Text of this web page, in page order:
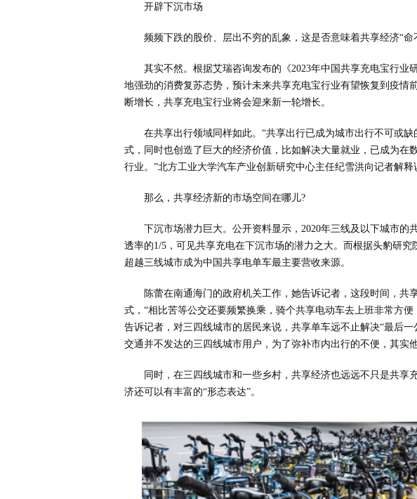
开辟下沉市场
频频下跌的股价、层出不穷的乱象，这是否意味着共享经济“命
其实不然。根据艾瑞咨询发布的《2023年中国共享充电宝行业
地强劲的消费复苏态势，预计未来共享充电宝行业有望恢复到疫情
断增长，共享充电宝行业将会迎来新一轮增长。
在共享出行领域同样如此。“共享出行已成为城市出行不可或
式，同时也创造了巨大的经济价值，比如解决大量就业，已成为在
行业。”北方工业大学汽车产业创新研究中心主任纪雪洪向记者解释
那么，共享经济新的市场空间在哪儿?
下沉市场潜力巨大。公开资料显示，2020年三线及以下城市的
透率的1/5，可见共享充电在下沉市场的潜力之大。而根据头豹研究
超越三线城市成为中国共享电单车最主要营收来源。
陈蕾在南通海门的政府机关工作，她告诉记者，这段时间，共
式，“相比苦等公交还要频繁换乘，骑个共享电动车去上班非常方
告诉记者，对三四线城市的居民来说，共享单车远不止解决“最后
交通并不发达的三四线城市用户，为了弥补市内出行的不便，其实
同时，在三四线城市和一些乡村，共享经济也远远不只是共享
济还可以有丰富的“形态表达”。